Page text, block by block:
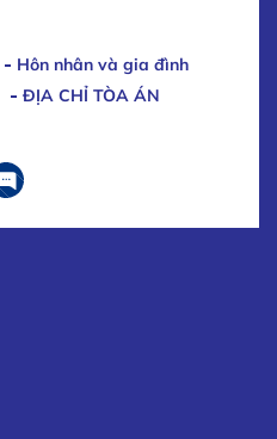
Hôn nhân và gia đình
ĐỊA CHỈ TÒA ÁN